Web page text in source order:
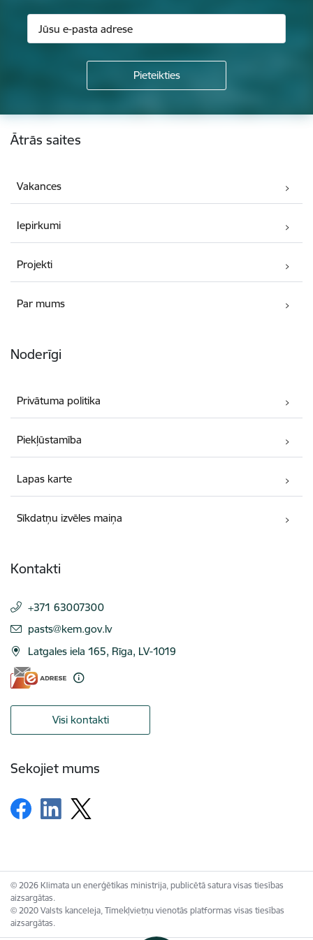
Kājene
Ātrās saites
Vakances
Iepirkumi
Projekti
Par mums
Noderīgi
Privātuma politika
Piekļūstamība
Lapas karte
Sīkdatņu izvēles maiņa
Kontakti
+371 63007300
E-pasts:
pasts@kem.gov.lv
Latgales iela 165, Rīga, LV-1019
Visi kontakti
Sekojiet mums
© 2026 Klimata un enerģētikas ministrija, publicētā satura visas tiesības
aizsargātas.
© 2020 Valsts kanceleja, Tīmekļvietņu vienotās platformas visas tiesības
aizsargātas.